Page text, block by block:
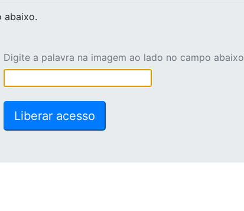
abaixo.
Digite a palavra na imagem ao lado no campo abaixo